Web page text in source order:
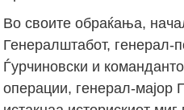
Во своите обраќања,
Генералштабот, генерал-
Ѓурчиновски и
операции, генерал-мајор